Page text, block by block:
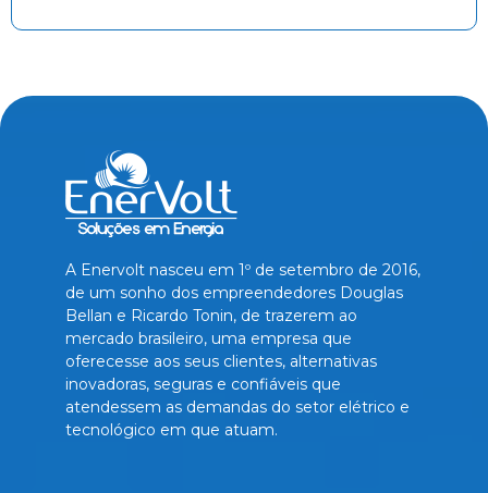
A Enervolt nasceu em 1º de setembro de 2016,
de um sonho dos empreendedores Douglas
Bellan e Ricardo Tonin, de trazerem ao
mercado brasileiro, uma empresa que
oferecesse aos seus clientes, alternativas
inovadoras, seguras e confiáveis que
atendessem as demandas do setor elétrico e
tecnológico em que atuam.